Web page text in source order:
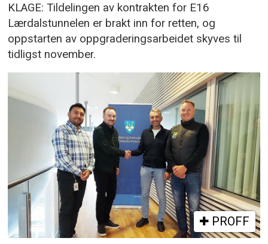
KLAGE: Tildelingen av kontrakten for E16
Lærdalstunnelen er brakt inn for retten, og
oppstarten av oppgraderingsarbeidet skyves til
tidligst november.
PROFF